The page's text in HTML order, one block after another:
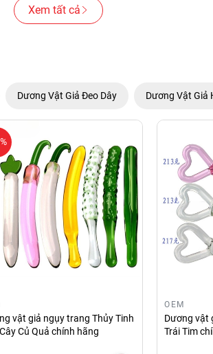
Xem tất cả
Dương Vật Giả Đeo Dây Dương Vật Giả
vật giả ngụy trang Thủy Tinh
Củ Quả chính hãng
OEM
Dương vật
Trái Tim